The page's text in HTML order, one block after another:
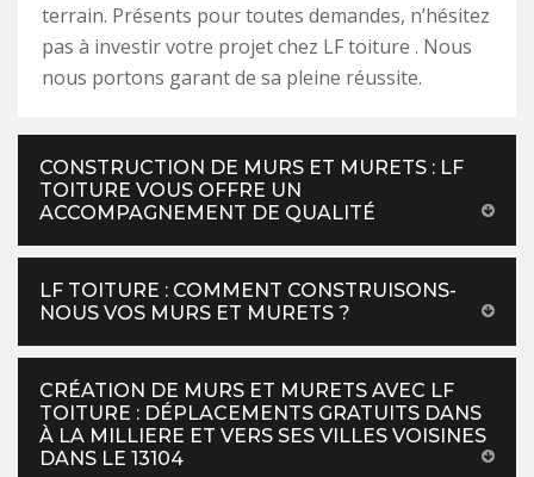
terrain. Présents pour toutes demandes, n’hésitez
pas à investir votre projet chez LF toiture . Nous
nous portons garant de sa pleine réussite.
CONSTRUCTION DE MURS ET MURETS : LF
TOITURE VOUS OFFRE UN
ACCOMPAGNEMENT DE QUALITÉ
LF TOITURE : COMMENT CONSTRUISONS-
NOUS VOS MURS ET MURETS ?
CRÉATION DE MURS ET MURETS AVEC LF
TOITURE : DÉPLACEMENTS GRATUITS DANS
À LA MILLIERE ET VERS SES VILLES VOISINES
DANS LE 13104